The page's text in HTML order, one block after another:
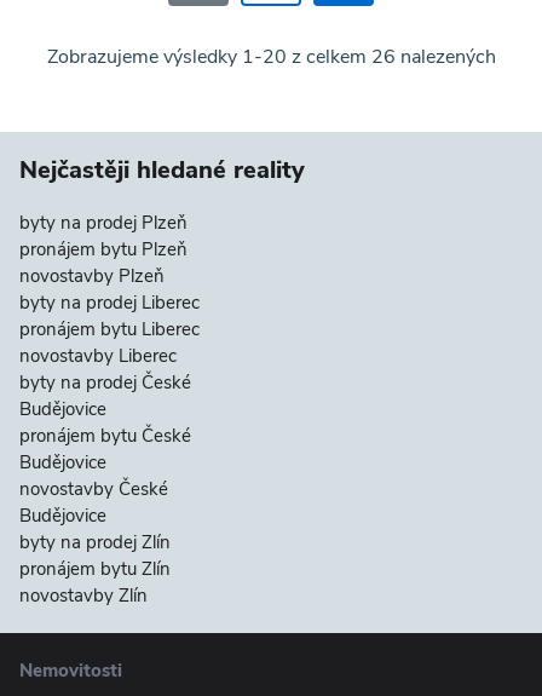
Zobrazujeme výsledky 1-20 z celkem 26 nalezených
Nejčastěji hledané reality
byty na prodej Plzeň
pronájem bytu Plzeň
novostavby Plzeň
byty na prodej Liberec
pronájem bytu Liberec
novostavby Liberec
byty na prodej České
Budějovice
pronájem bytu České
Budějovice
novostavby České
Budějovice
byty na prodej Zlín
pronájem bytu Zlín
novostavby Zlín
Nemovitosti